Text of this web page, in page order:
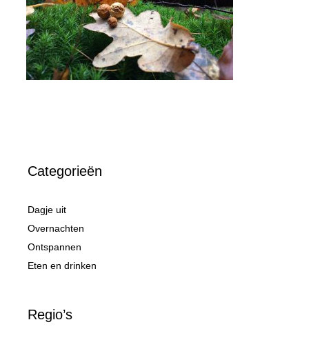
Categorieën
Dagje uit
Overnachten
Ontspannen
Eten en drinken
Regio’s